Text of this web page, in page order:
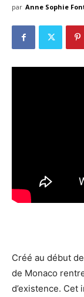
par Anne Sophie
Créé au début
de Monaco
d’existence.